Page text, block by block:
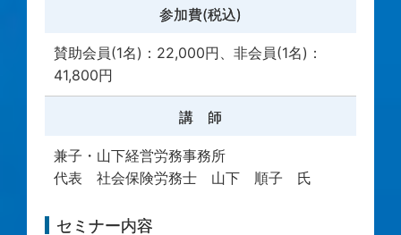
参加費(税込)
賛助会員(1名)：22,000円、非会員(1名)：
41,800円
講 師
兼子・山下経営労務事務所
代表 社会保険労務士 山下 順子 氏
セミナー内容